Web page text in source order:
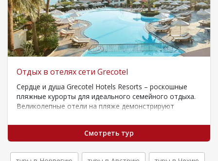
Отдых в отелях сети Grecotel
Сердце и душа Grecotel Hotels Resorts – роскошные
пляжные курорты для идеального семейного отдыха.
Великолепные отели на пляже демонстрируют
Смотреть тур